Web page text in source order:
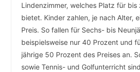
Lindenzimmer, welches Platz für bis
bietet. Kinder zahlen, je nach Alter,
Preis. So fallen für Sechs- bis
beispielsweise nur 40 Prozent und
jährige 50 Prozent des Preises an.
sowie Tennis- und Golfunterricht